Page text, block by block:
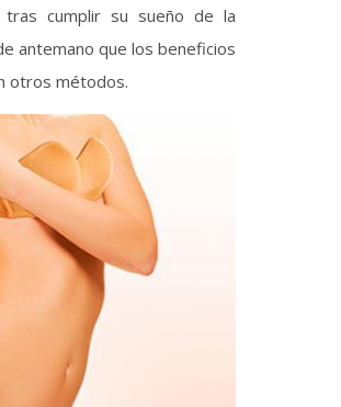
cumplir su sueño de la
antemano que los beneficios
otros métodos.